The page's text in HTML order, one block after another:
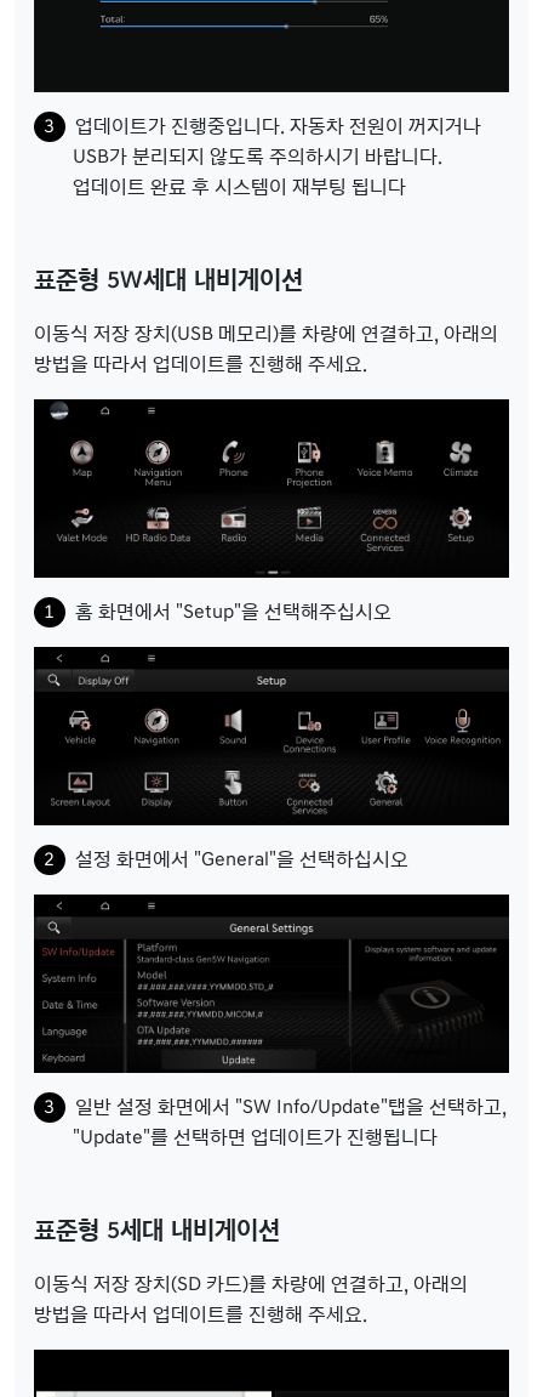
업데이트가 진행중입니다. 자동차 전원이 꺼지거나
USB가 분리되지 않도록 주의하시기 바랍니다.
업데이트 완료 후 시스템이 재부팅 됩니다
표준형 5W세대 내비게이션
이동식 저장 장치(USB 메모리)를 차량에 연결하고, 아래의
방법을 따라서 업데이트를 진행해 주세요.
홈 화면에서 "Setup"을 선택해주십시오
설정 화면에서 "General"을 선택하십시오
일반 설정 화면에서 "SW Info/Update"탭을 선택하고,
"Update"를 선택하면 업데이트가 진행됩니다
표준형 5세대 내비게이션
이동식 저장 장치(SD 카드)를 차량에 연결하고, 아래의
방법을 따라서 업데이트를 진행해 주세요.